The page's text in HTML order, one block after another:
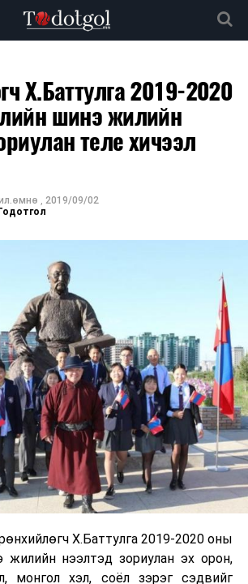
Х.Баттулга 2019-2020
шинэ жилийн
теле хичээл
, 2019/09/02
Х.Баттулга 2019-2020 оны
жилийн нээлтэд зориулан эх орон,
монгол хэл, соёл зэрэг сэдвийг